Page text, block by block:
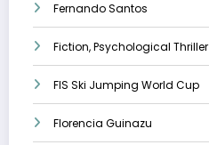
Fernando Santos
Fiction, Psychological Thriller
FIS Ski Jumping World Cup
Florencia Guinazu